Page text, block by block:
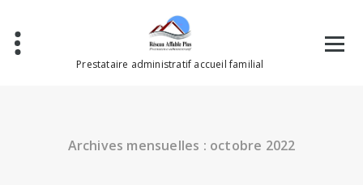
contenu
Prestataire administratif accueil familial
Archives mensuelles : octobre 2022